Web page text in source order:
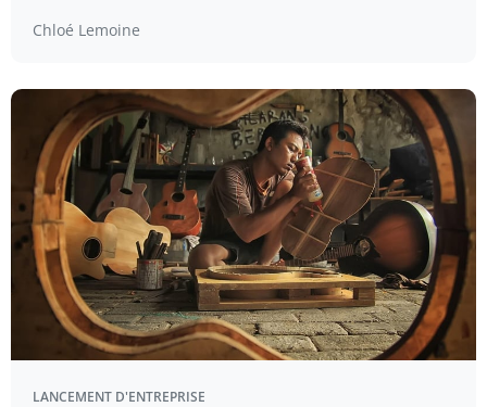
Chloé Lemoine
LANCEMENT D'ENTREPRISE